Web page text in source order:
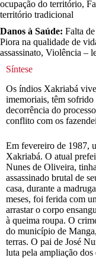
ocupação do território,
território tradicional
Danos à Saúde: Falta
Piora na qualidade de
assassinato, Violência –
Síntese
Os índios Xakriabá
imemoriais, têm sofrido
decorrência do
conflito com os
Em fevereiro de 1987,
Xakriabá. O atual
Nunes de Oliveira,
assassinado brutal de
casa, durante a
meses, foi ferida com
arrastar o corpo
à queima roupa. O
do município de
terras. O pai de José
luta pela ampliação dos